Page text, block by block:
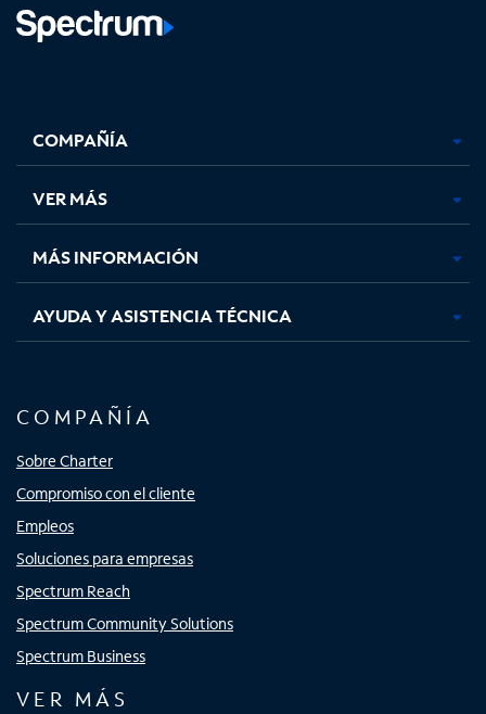
abre
en
pestaña
nueva
abre
en
pestaña
nueva
abre
en
pestaña
nueva
en
nueva
COMPAÑÍA
VER MÁS
MÁS INFORMACIÓN
AYUDA Y ASISTENCIA TÉCNICA
COMPAÑÍA
Sobre Charter
Compromiso con el cliente
Empleos
Soluciones para empresas
Spectrum Reach
Spectrum Community Solutions
Spectrum Business
VER MÁS